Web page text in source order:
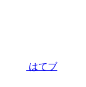
はてブ